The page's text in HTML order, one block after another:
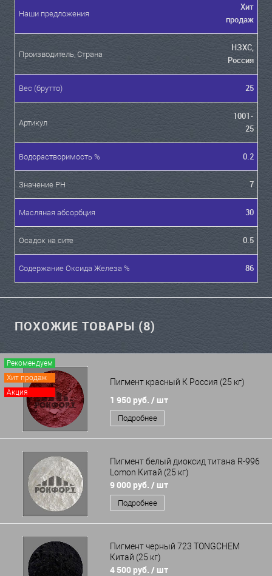
Наши предложения
Хит
продаж
Производитель, Страна
НЗХС,
Россия
Вес (брутто) 25
Артикул
1001-
25
Водорастворимость % 0.2
Значение PH 7
Масляная абсорбция 30
Осадок на сите 0.5
Содержание Оксида Железа % 86
ПОХОЖИЕ ТОВАРЫ (8)
Рекомендуем
Хит продаж
Акция
Пигмент красный К Россия (25 кг)
1 950 руб. / шт
Подробнее
Пигмент белый диоксид титана R-996
Lomon Китай (25 кг)
9 000 руб. / шт
Подробнее
Пигмент черный 723 TONGCHEM
Китай (25 кг)
4 500 руб. / шт